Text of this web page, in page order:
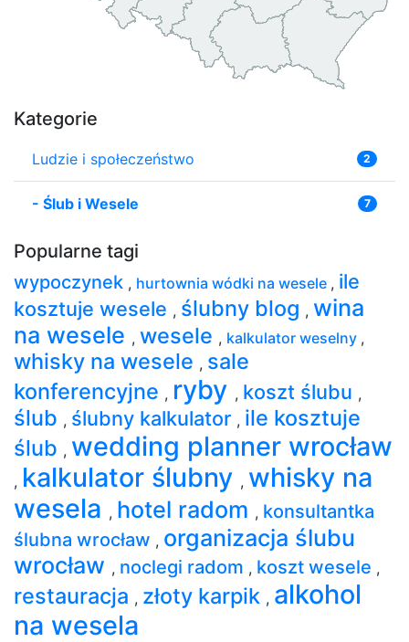
Kategorie
Ludzie i społeczeństwo 2
- Ślub i Wesele 7
Popularne tagi
wypoczynek , hurtownia wódki na wesele , ile
kosztuje wesele , ślubny blog , wina
na wesele , wesele , kalkulator weselny ,
whisky na wesele , sale
konferencyjne , ryby , koszt ślubu ,
ślub , ślubny kalkulator , ile kosztuje
ślub , wedding planner wrocław
, kalkulator ślubny , whisky na
wesela , hotel radom , konsultantka
ślubna wrocław , organizacja ślubu
wrocław , noclegi radom , koszt wesele ,
restauracja , złoty karpik , alkohol
na wesela